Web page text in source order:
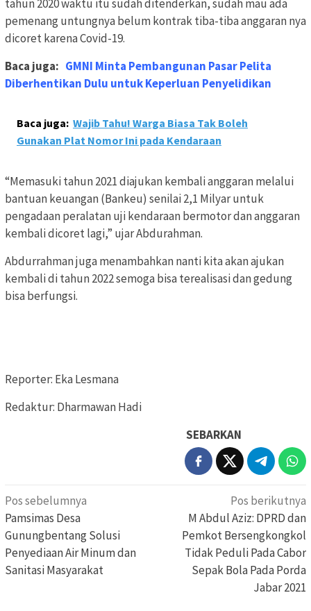
tahun 2020 waktu itu sudah ditenderkan, sudah mau ada
pemenang untungnya belum kontrak tiba-tiba anggaran nya
dicoret karena Covid-19.
Baca juga: GMNI Minta Pembangunan Pasar Pelita
Diberhentikan Dulu untuk Keperluan Penyelidikan
Baca juga: Wajib Tahu! Warga Biasa Tak Boleh
Gunakan Plat Nomor Ini pada Kendaraan
“Memasuki tahun 2021 diajukan kembali anggaran melalui
bantuan keuangan (Bankeu) senilai 2,1 Milyar untuk
pengadaan peralatan uji kendaraan bermotor dan anggaran
kembali dicoret lagi,” ujar Abdurahman.
Abdurrahman juga menambahkan nanti kita akan ajukan
kembali di tahun 2022 semoga bisa terealisasi dan gedung
bisa berfungsi.
Reporter: Eka Lesmana
Redaktur: Dharmawan Hadi
SEBARKAN
Navigasi
pos
Pos sebelumnya
Pamsimas Desa
Gunungbentang Solusi
Penyediaan Air Minum dan
Sanitasi Masyarakat
Pos berikutnya
M Abdul Aziz: DPRD dan
Pemkot Bersengkongkol
Tidak Peduli Pada Cabor
Sepak Bola Pada Porda
Jabar 2021